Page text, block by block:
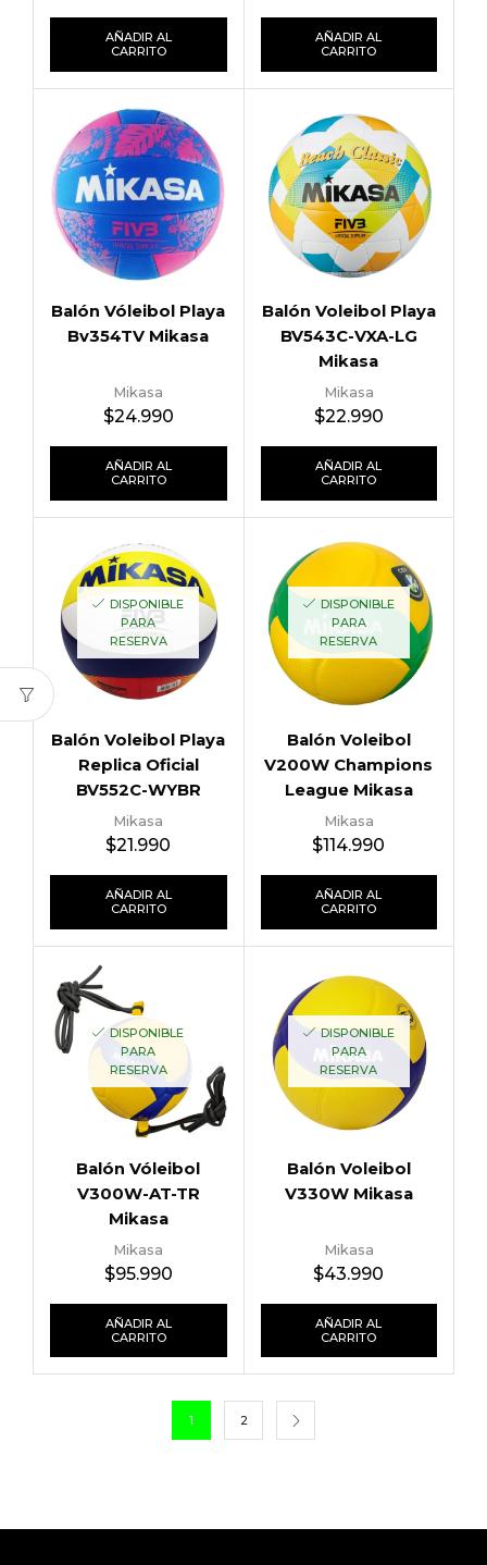
AÑADIR AL
CARRITO
AÑADIR AL
CARRITO
Balón Vóleibol Playa
Bv354TV Mikasa
Mikasa
$24.990
AÑADIR AL
CARRITO
Balón Voleibol Playa
BV543C-VXA-LG
Mikasa
Mikasa
$22.990
AÑADIR AL
CARRITO
DISPONIBLE
PARA
RESERVA
Balón Voleibol Playa
Replica Oficial
BV552C-WYBR
Mikasa
$21.990
AÑADIR AL
CARRITO
DISPONIBLE
PARA
RESERVA
Balón Voleibol
V200W Champions
League Mikasa
Mikasa
$114.990
AÑADIR AL
CARRITO
DISPONIBLE
PARA
RESERVA
Balón Vóleibol
V300W-AT-TR
Mikasa
Mikasa
$95.990
AÑADIR AL
CARRITO
DISPONIBLE
PARA
RESERVA
Balón Voleibol
V330W Mikasa
Mikasa
$43.990
AÑADIR AL
CARRITO
1 2